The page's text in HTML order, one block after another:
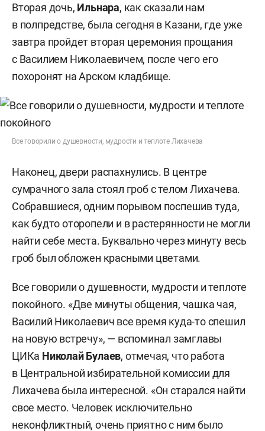
Вторая дочь, Ильнара, как сказали нам
в полпредстве, была сегодня в Казани, где уже
завтра пройдет вторая церемония прощания
с Василием Николаевичем, после чего его
похоронят на Арском кладбище.
Все говорили о душевности, мудрости и теплоте Лихачева
Наконец, двери распахнулись. В центре
сумрачного зала стоял гроб с телом Лихачева.
Собравшиеся, одним порывом поспешив туда,
как будто оторопели и в растерянности не могли
найти себе места. Буквально через минуту весь
гроб был обложен красными цветами.
Все говорили о душевности, мудрости и теплоте
покойного. «Две минуты общения, чашка чая,
Василий Николаевич все время куда-то спешил
на новую встречу», — вспоминал замглавы
ЦИКа Николай Булаев, отмечая, что работа
в Центральной избирательной комиссии для
Лихачева была интересной. «Он старался найти
свое место. Человек исключительно
неконфликтный, очень приятно с ним было